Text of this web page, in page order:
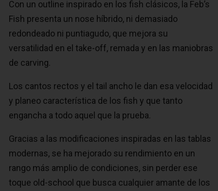
Con un outline inspirado en los fish clásicos, la Feb’s
Fish presenta un nose híbrido, ni demasiado
redondeado ni puntiagudo, que mejora su
versatilidad en el take-off, remada y en las maniobras
de carving.
Los cantos rectos y el tail ancho le dan esa velocidad
y planeo característica de los fish y que tanto
engancha a todo aquel que la prueba.
Gracias a las modificaciones inspiradas en las tablas
modernas, se ha mejorado su rendimiento en un
rango más amplio de condiciones, sin perder ese
toque old-school que busca cualquier amante de los